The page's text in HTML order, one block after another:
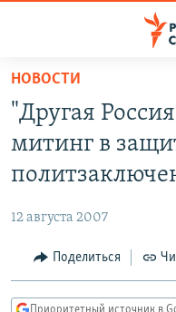
упрощенного
доступа
основному
Вернутся
ПРОГРАММЫ
ПОДКАСТЫ
МНЕНИЯ
КУЛЬТУРА
НОВОСТИ
"Другая
митинг в
12 августа 2007
Поделиться
Приоритетный источник в